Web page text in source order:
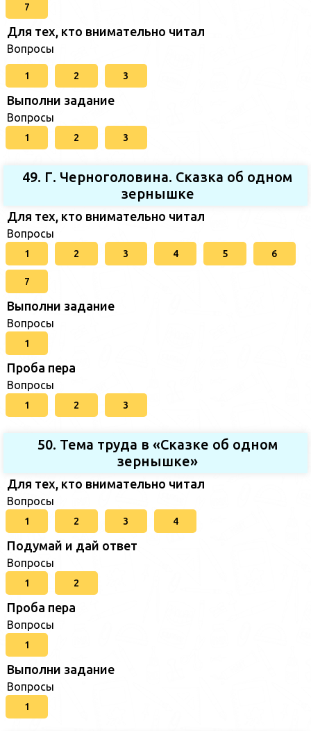
7
Для тех, кто внимательно читал
Вопросы
1 2 3
Выполни задание
Вопросы
1 2 3
49. Г. Черноголовина. Сказка об одном
зернышке
Для тех, кто внимательно читал
Вопросы
1 2 3 4 5 6
7
Выполни задание
Вопросы
1
Проба пера
Вопросы
1 2 3
50. Тема труда в «Сказке об одном
зернышке»
Для тех, кто внимательно читал
Вопросы
1 2 3 4
Подумай и дай ответ
Вопросы
1 2
Проба пера
Вопросы
1
Выполни задание
Вопросы
1